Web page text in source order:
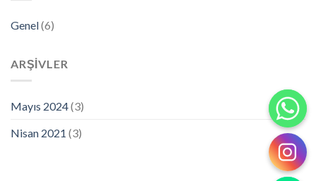
Genel(6)
ARŞIVLER
Mayıs 2024(3)
Nisan 2021 (3)